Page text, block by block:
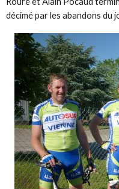
décimé par les abandons du